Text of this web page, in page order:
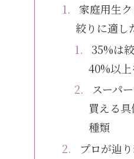
家庭用生
絞りに適し
35%は
40%以
スーパ
買える
種類
プロが辿